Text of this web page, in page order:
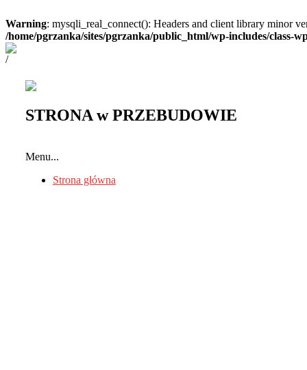
Warning: mysqli_real_connect(): Headers and client library minor
/home/pgrzanka/sites/pgrzanka/public_html/wp-includes/class-
/
STRONA w PRZEBUDOWIE
Menu...
Strona główna